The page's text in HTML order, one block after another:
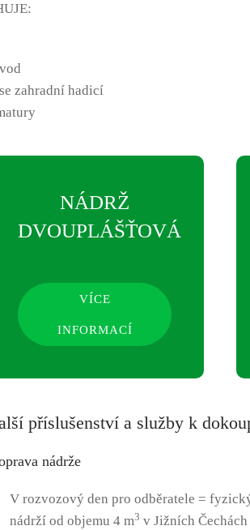
zahradní hadicí
NÁDRŽ
DVOUPLÁŠŤOVÁ
VÍCE
INFORMACÍ
příslušenství a služby k
nádrže
V rozvozový den pro odběratele =
nádrží od objemu 4 m3 v Jižních